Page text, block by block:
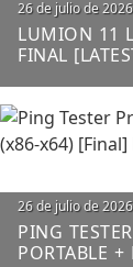
26 de julio de 2026
LUMION 11
FINAL
26 de julio de 2026
PING
PORTABLE +